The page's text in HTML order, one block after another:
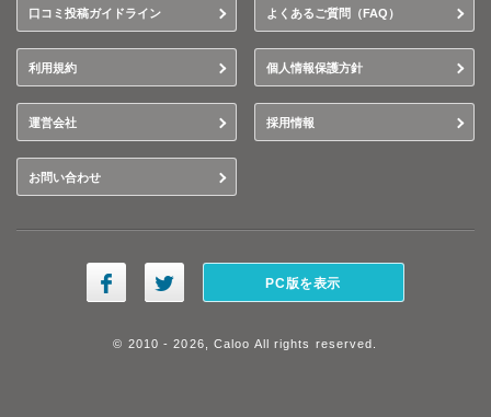
口コミ投稿ガイドライン よくあるご質問（FAQ）
利用規約 個人情報保護方針
運営会社 採用情報
お問い合わせ
PC版を表示
© 2010 - 2026, Caloo All rights reserved.